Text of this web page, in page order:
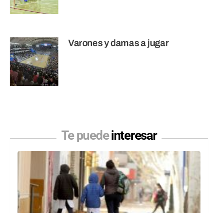
Varones y damas a jugar
Te puedeinteresar